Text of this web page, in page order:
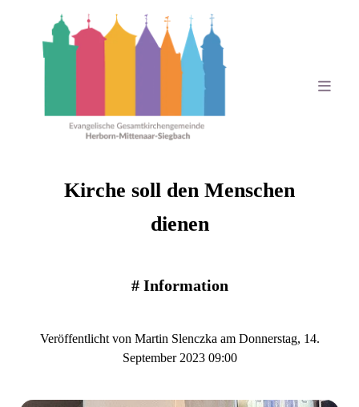
Kirche soll den Menschen
dienen
# Information
Veröffentlicht von Martin Slenczka am Donnerstag, 14.
September 2023 09:00